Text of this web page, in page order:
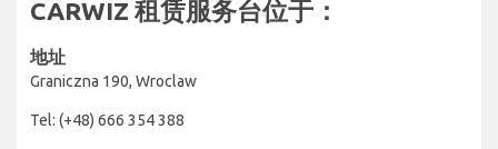
CARWIZ 租赁服务台位于：
地址
Graniczna 190, Wroclaw
Tel: (+48) 666 354 388